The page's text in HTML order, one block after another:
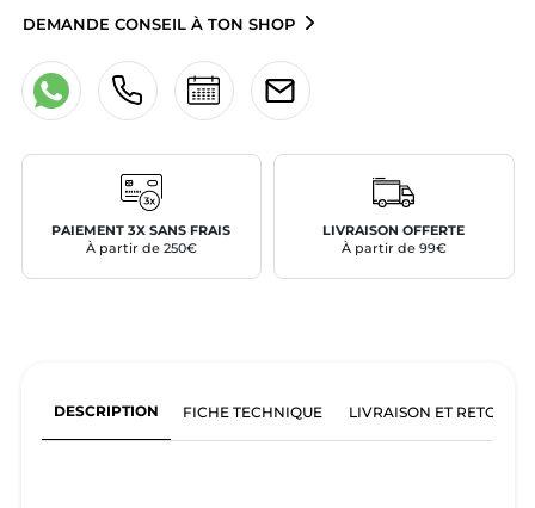
DEMANDE CONSEIL À TON SHOP
PAIEMENT 3X SANS FRAIS
À partir de 250€
LIVRAISON OFFERTE
À partir de 99€
DESCRIPTION FICHE TECHNIQUE LIVRAISON ET RETOURS